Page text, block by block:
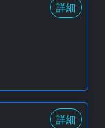
詳細
詳細